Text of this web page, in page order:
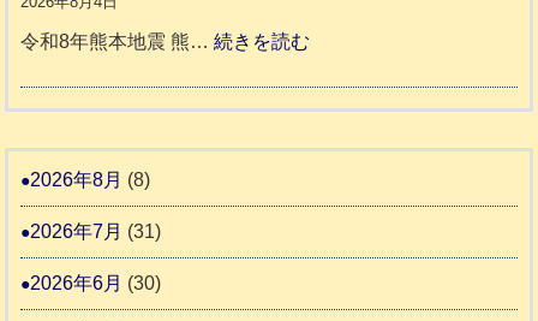
市
ッ
さ
人
記
令和8年熊本地震 熊…続きを読む
災
ト
預
2026年8月 (8)
2026年7月 (31)
2026年6月 (30)